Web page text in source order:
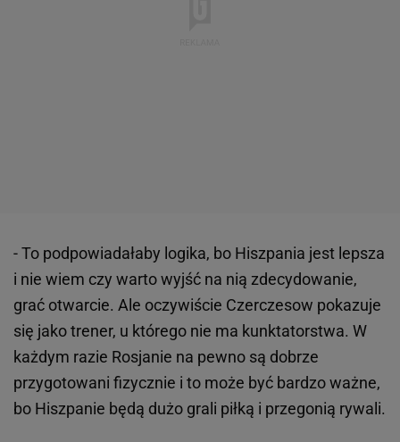
- To podpowiadałaby logika, bo Hiszpania jest lepsza
i nie wiem czy warto wyjść na nią zdecydowanie,
grać otwarcie. Ale oczywiście Czerczesow pokazuje
się jako trener, u którego nie ma kunktatorstwa. W
każdym razie Rosjanie na pewno są dobrze
przygotowani fizycznie i to może być bardzo ważne,
bo Hiszpanie będą dużo grali piłką i przegonią rywali.